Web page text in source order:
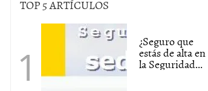
TOP 5 ARTÍCULOS
¿Seguro que
estás de alta en
la Seguridad...